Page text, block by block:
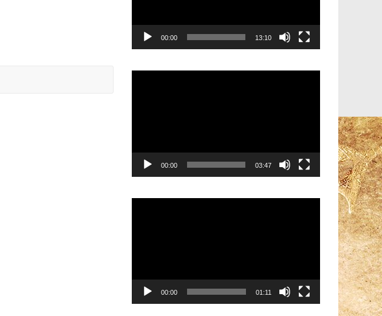
00:00 13:10
00:00 03:47
00:00 01:11